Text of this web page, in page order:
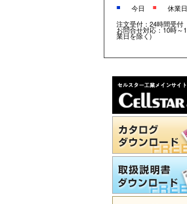
■ 今日 ■
休業日
注文受付：24時間受付
お問合せ対応：10時～
業日を除く)